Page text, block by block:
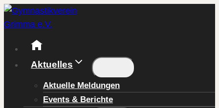
Zum
Inhalt
springen
Aktuelles
Aktuelle Meldungen
Events & Berichte